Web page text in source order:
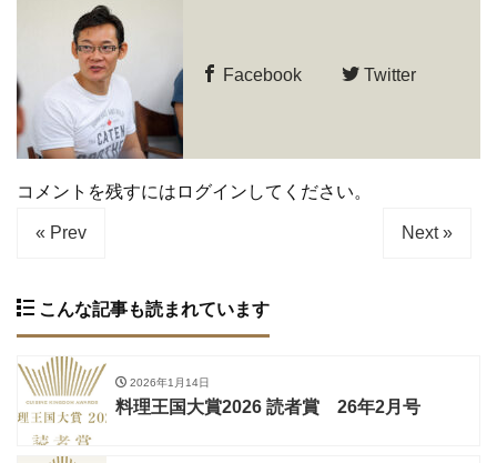
Facebook Twitter
コメントを残すにはログインしてください。
« Prev Next »
こんな記事も読まれています
2026年1月14日
料理王国大賞2026 読者賞 26年2月号